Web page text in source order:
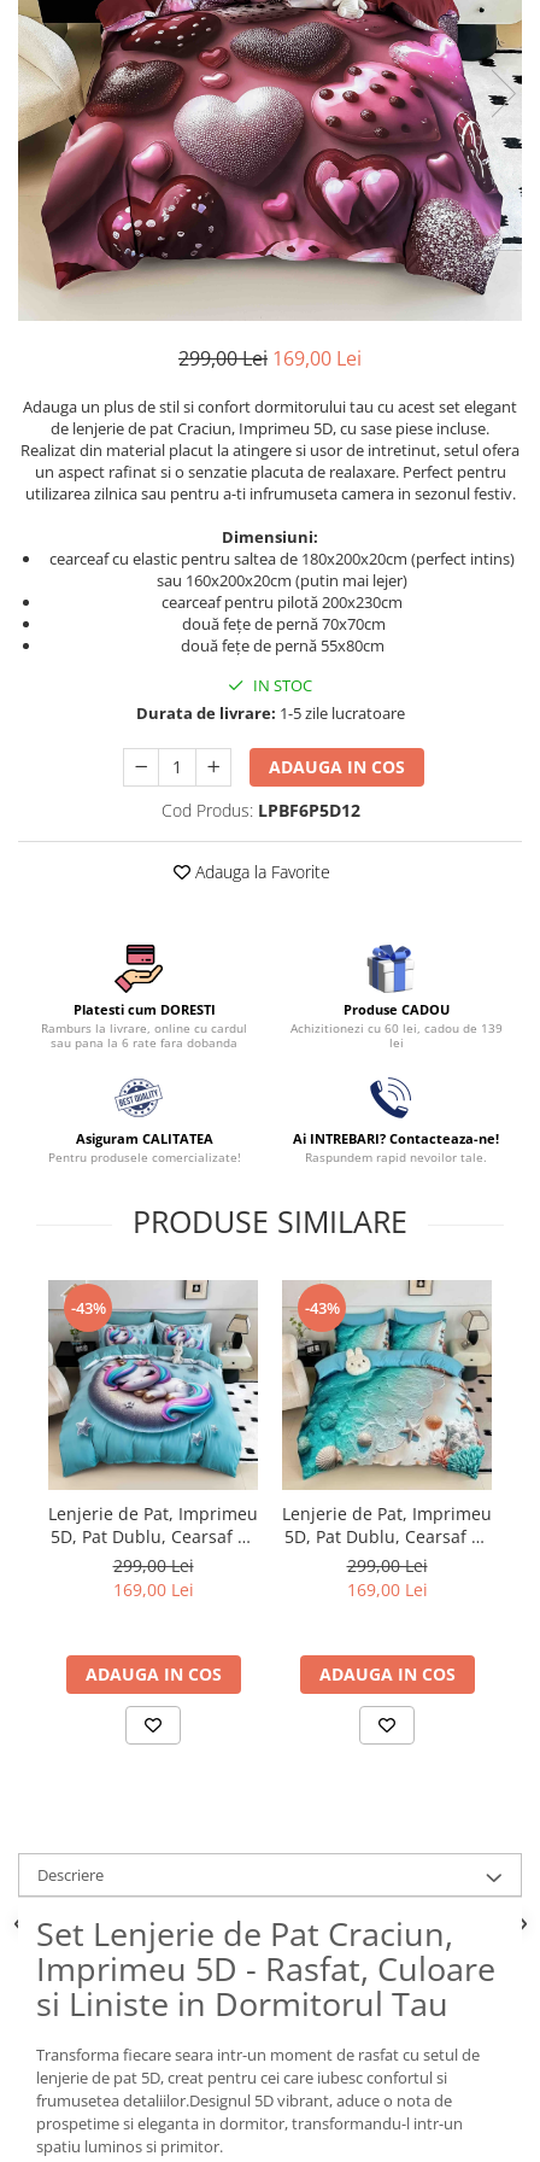
Cearceaf cu elastic
Cearceaf normal
Lenjerii De Pat Creponate
Lenjerii De Pat Bumbac Poplin 2
Persoane
Lenjerii De Pat Bumbac Poplin,
Matlasate, 2 Persoane
Lenjerii De Pat Bumbac Satinat 2
Persoane
Lenjerii De Pat Volanase
Lenjerii De Pat Jacquard
Lenjerii De Pat Catifea
Lenjerii De Pat Cocolino
Set Lenjerie De Pat Blana
Artificiala De Iepure, 6 Piese, 2
Persoane
Set Lenjerie Pat Blanita Iepure, 6
Piese, Cu Pilota Inclusa
Lenjerii De Pat Premium Collection
11 Piese, Cuvertura Inclusa
Lenjerii Damasc Egiptean King Size
299,00 Lei 169,00 Lei
Adauga un plus de stil si confort dormitorului tau cu acest set elegant
de lenjerie de pat Craciun, Imprimeu 5D, cu sase piese incluse.
Realizat din material placut la atingere si usor de intretinut, setul ofera
un aspect rafinat si o senzatie placuta de realaxare. Perfect pentru
utilizarea zilnica sau pentru a-ti infrumuseta camera in sezonul festiv.
Dimensiuni:
cearceaf cu elastic pentru saltea de 180x200x20cm (perfect intins)
sau 160x200x20cm (putin mai lejer)
cearceaf pentru pilotă 200x230cm
două fețe de pernă 70x70cm
două fețe de pernă 55x80cm
IN STOC
Durata de livrare: 1-5 zile lucratoare
ADAUGA IN COS
Cod Produs: LPBF6P5D12
Adauga la Favorite
Platesti cum DORESTI
Ramburs la livrare, online cu cardul
sau pana la 6 rate fara dobanda
Produse CADOU
Achizitionezi cu 60 lei, cadou de 139
lei
Asiguram CALITATEA
Pentru produsele comercializate!
Ai INTREBARI? Contacteaza-ne!
Raspundem rapid nevoilor tale.
PRODUSE SIMILARE
-43%
Lenjerie de Pat, Imprimeu
5D, Pat Dublu, Cearsaf cu
Elastic
299,00 Lei
169,00 Lei
ADAUGA IN COS
-43%
Lenjerie de Pat, Imprimeu
5D, Pat Dublu, Cearsaf cu
Elastic
299,00 Lei
169,00 Lei
ADAUGA IN COS
Descriere
Set Lenjerie de Pat Craciun,
Imprimeu 5D - Rasfat, Culoare
si Liniste in Dormitorul Tau
Transforma fiecare seara intr-un moment de rasfat cu setul de
lenjerie de pat 5D, creat pentru cei care iubesc confortul si
frumusetea detaliilor.Designul 5D vibrant, aduce o nota de
prospetime si eleganta in dormitor, transformandu-l intr-un
spatiu luminos si primitor.